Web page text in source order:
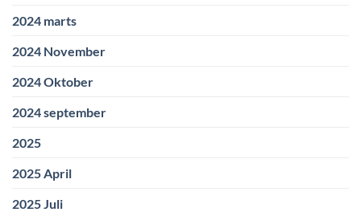
2024 marts
2024 November
2024 Oktober
2024 september
2025
2025 April
2025 Juli